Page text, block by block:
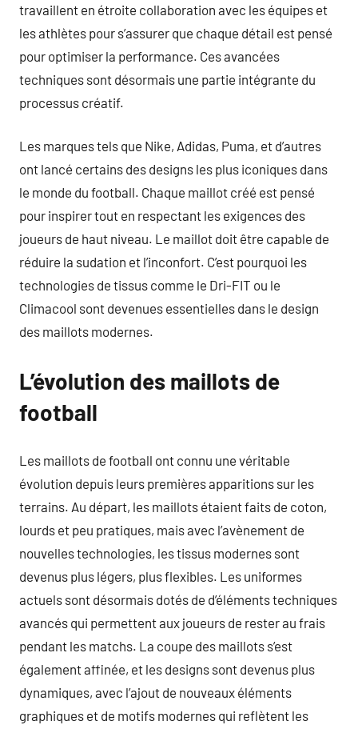
travaillent en étroite collaboration avec les équipes et
les athlètes pour s’assurer que chaque détail est pensé
pour optimiser la performance. Ces avancées
techniques sont désormais une partie intégrante du
processus créatif.
Les marques tels que Nike, Adidas, Puma, et d’autres
ont lancé certains des designs les plus iconiques dans
le monde du football. Chaque maillot créé est pensé
pour inspirer tout en respectant les exigences des
joueurs de haut niveau. Le maillot doit être capable de
réduire la sudation et l’inconfort. C’est pourquoi les
technologies de tissus comme le Dri-FIT ou le
Climacool sont devenues essentielles dans le design
des maillots modernes.
L’évolution des maillots de
football
Les maillots de football ont connu une véritable
évolution depuis leurs premières apparitions sur les
terrains. Au départ, les maillots étaient faits de coton,
lourds et peu pratiques, mais avec l’avènement de
nouvelles technologies, les tissus modernes sont
devenus plus légers, plus flexibles. Les uniformes
actuels sont désormais dotés de d’éléments techniques
avancés qui permettent aux joueurs de rester au frais
pendant les matchs. La coupe des maillots s’est
également affinée, et les designs sont devenus plus
dynamiques, avec l’ajout de nouveaux éléments
graphiques et de motifs modernes qui reflètent les